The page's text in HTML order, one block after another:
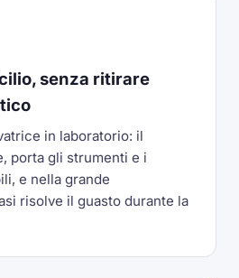
senza ritirare
in laboratorio: il
porta gli strumenti e i
e nella grande
risolve il guasto durante la